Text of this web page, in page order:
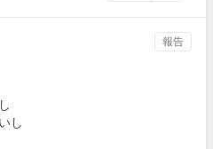
し
報告